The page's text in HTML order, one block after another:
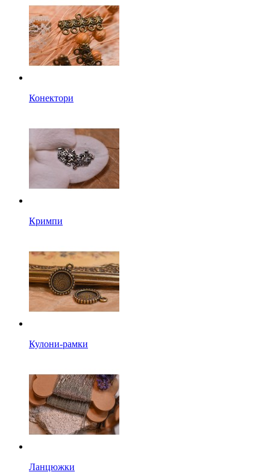
Конектори
Кримпи
Кулони-рамки
Ланцюжки